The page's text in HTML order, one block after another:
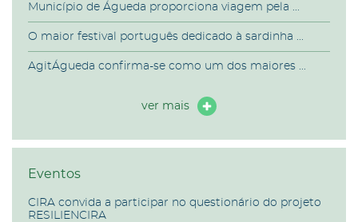
Município de Águeda proporciona viagem pela ...
O maior festival português dedicado à sardinha ...
AgitÁgueda confirma-se como um dos maiores ...
ver mais
Eventos
CIRA convida a participar no questionário do projeto
RESILIENCIRA